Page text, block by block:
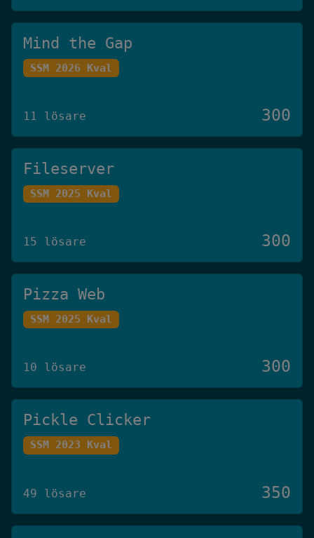
Mind the Gap
SSM 2026 Kval
11 lösare 300
Fileserver
SSM 2025 Kval
15 lösare 300
Pizza Web
SSM 2025 Kval
10 lösare 300
Pickle Clicker
SSM 2023 Kval
49 lösare 350